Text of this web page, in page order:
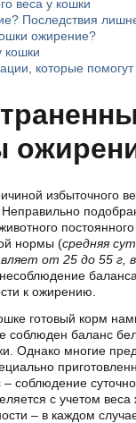
веса у кошки
Последствия
ожирение?
кошки
которые
избыточного
нормы (средняя
от 25 до 55 г,
к ожирению.
готовый корм
соблюден баланс
Однако многие
– соблюдение
с учетом веса
– в каждом